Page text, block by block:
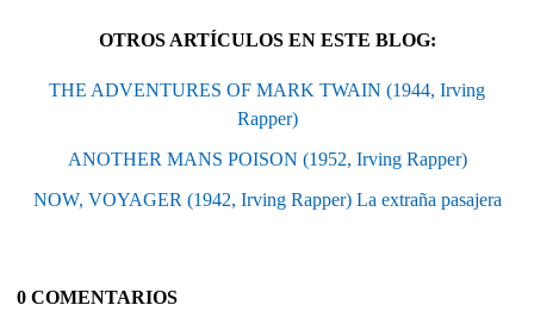
OTROS ARTÍCULOS EN ESTE BLOG:
THE ADVENTURES OF MARK TWAIN (1944, Irving
Rapper)
ANOTHER MANS POISON (1952, Irving Rapper)
NOW, VOYAGER (1942, Irving Rapper) La extraña pasajera
0 COMENTARIOS